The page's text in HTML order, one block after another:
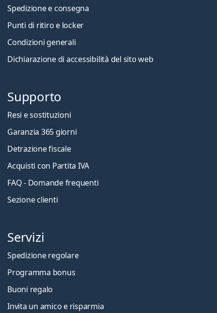
Spedizione e consegna
Punti di ritiro e locker
Condizioni generali
Dichiarazione di accessibilità del sito web
Supporto
Resi e sostituzioni
Garanzia 365 giorni
Detrazione fiscale
Acquisti con Partita IVA
FAQ - Domande frequenti
Sezione clienti
Servizi
Spedizione regolare
Programma bonus
Buoni regalo
Invita un amico e risparmia